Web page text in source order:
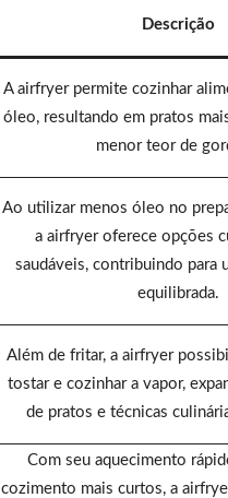
Descrição
A airfryer permite cozinhar
óleo, resultando em pratos
menor teor de
Ao utilizar menos óleo no
a airfryer oferece opções
saudáveis, contribuindo para
equilibrada.
Além de fritar, a airfryer
tostar e cozinhar a vapor,
de pratos e técnicas
Com seu aquecimento
cozimento mais curtos, a